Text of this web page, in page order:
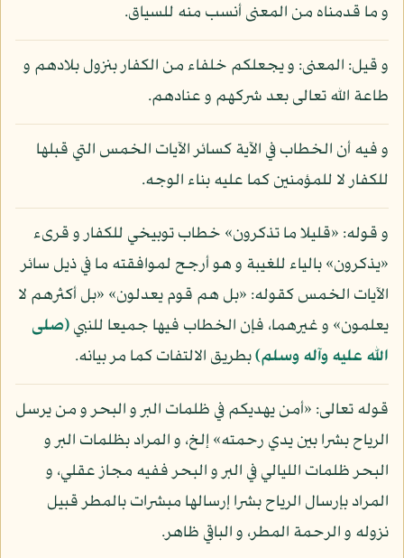
و ما قدمناه من المعنى أنسب منه للسياق.
و قيل: المعنى: و يجعلكم خلفاء من الكفار بنزول بلادهم و
طاعة الله تعالى بعد شركهم و عنادهم.
و فيه أن الخطاب في الآية كسائر الآيات الخمس التي قبلها
للكفار لا للمؤمنين كما عليه بناء الوجه.
و قوله: «قليلا ما تذكرون» خطاب توبيخي للكفار و قرىء
«يذكرون» بالياء للغيبة و هو أرجح لموافقته ما في ذيل سائر
الآيات الخمس كقوله: «بل هم قوم يعدلون» «بل أكثرهم لا
يعلمون» و غيرهما، فإن الخطاب فيها جميعا للنبي(صلى
الله عليه وآله وسلم)بطريق الالتفات كما مر بيانه.
قوله تعالى: «أمن يهديكم في ظلمات البر و البحر و من يرسل
الرياح بشرا بين يدي رحمته» إلخ، و المراد بظلمات البر و
البحر ظلمات الليالي في البر و البحر ففيه مجاز عقلي، و
المراد بإرسال الرياح بشرا إرسالها مبشرات بالمطر قبيل
نزوله و الرحمة المطر، و الباقي ظاهر.